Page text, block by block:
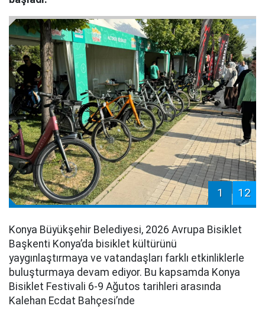
1 12
Konya Büyükşehir Belediyesi, 2026 Avrupa Bisiklet
Başkenti Konya’da bisiklet kültürünü
yaygınlaştırmaya ve vatandaşları farklı etkinliklerle
buluşturmaya devam ediyor. Bu kapsamda Konya
Bisiklet Festivali 6-9 Ağutos tarihleri arasında
Kalehan Ecdat Bahçesi’nde